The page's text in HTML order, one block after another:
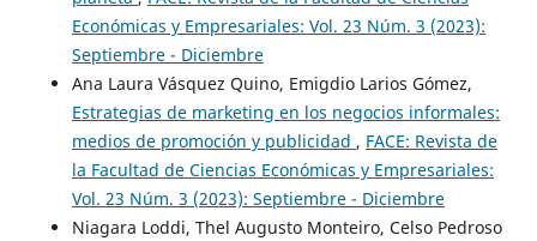
Económicas y Empresariales: Vol. 23 Núm. 3 (2023):
Septiembre - Diciembre
Ana Laura Vásquez Quino, Emigdio Larios Gómez,
Estrategias de marketing en los negocios informales:
medios de promoción y publicidad , FACE: Revista de
la Facultad de Ciencias Económicas y Empresariales:
Vol. 23 Núm. 3 (2023): Septiembre - Diciembre
Niagara Loddi, Thel Augusto Monteiro, Celso Pedroso